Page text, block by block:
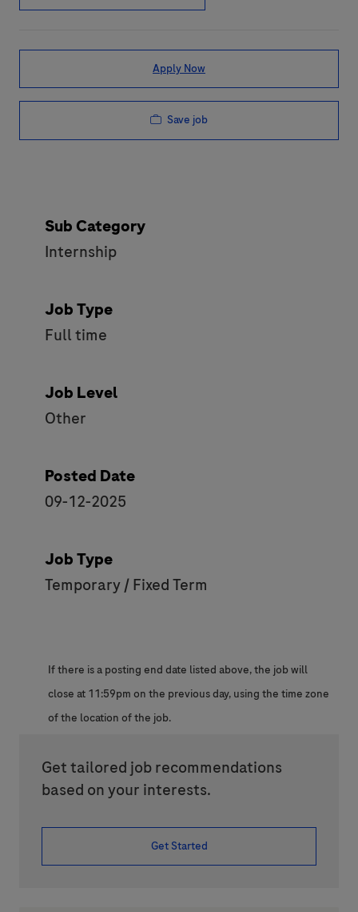
Apply Now
Save job
Sub Category
Internship
Job Type
Full time
Job Level
Other
Posted Date
09-12-2025
Job Type
Temporary / Fixed Term
If there is a posting end date listed above, the job will
close at 11:59pm on the previous day, using the time zone
of the location of the job.
Get tailored job recommendations
based on your interests.
Get Started